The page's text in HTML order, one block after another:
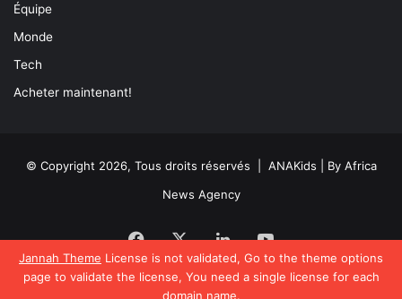
Jannah Theme License is not validated, Go to the theme options
page to validate the license, You need a single license for each
domain name.
Équipe
Monde
Tech
Acheter maintenant!
© Copyright 2026, Tous droits réservés | ANAKids | By Africa
News Agency
Facebook
X LinkedinYouTube